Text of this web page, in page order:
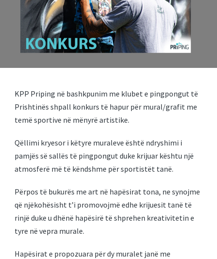
KPP Priping në bashkpunim me klubet e pingpongut të
Prishtinës shpall konkurs të hapur për mural/grafit me
temë sportive në mënyrë artistike.
Qëllimi kryesor i këtyre muraleve është ndryshimi i
pamjës së sallës të pingpongut duke krijuar kështu një
atmosferë më të këndshme për sportistët tanë.
Përpos të bukurës me art në hapësirat tona, ne synojme
që njëkohësisht t’i promovojmë edhe krijuesit tanë të
rinjë duke u dhënë hapësirë të shprehen kreativitetin e
tyre në vepra murale.
Hapësirat e propozuara për dy muralet janë me